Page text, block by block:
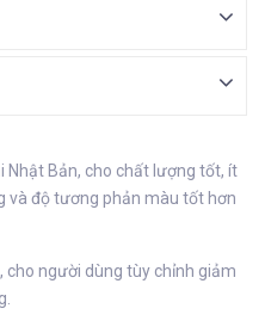
Nhật Bản, cho chất lượng tốt, ít
và độ tương phản màu tốt hơn
cho người dùng tùy chỉnh giảm